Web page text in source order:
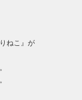
ねこ』が